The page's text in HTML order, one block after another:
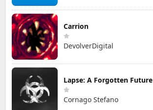
Carrion
DevolverDigital
Lapse: A Forgotten Future
Cornago Stefano